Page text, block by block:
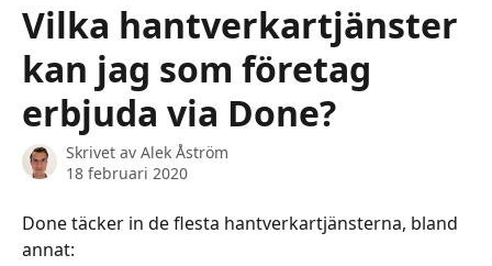
Vilka hantverkartjänster
kan jag som företag
erbjuda via Done?
Skrivet av Alek Åström
18 februari 2020
Done täcker in de flesta hantverkartjänsterna, bland
annat: